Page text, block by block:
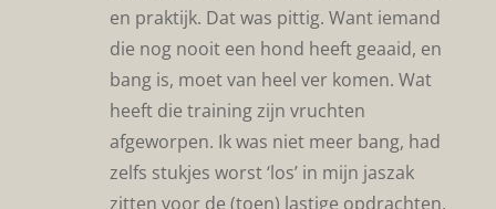
en praktijk. Dat was pittig. Want iemand
die nog nooit een hond heeft geaaid, en
bang is, moet van heel ver komen. Wat
heeft die training zijn vruchten
afgeworpen. Ik was niet meer bang, had
zelfs stukjes worst ‘los’ in mijn jaszak
zitten voor de (toen) lastige opdrachten,